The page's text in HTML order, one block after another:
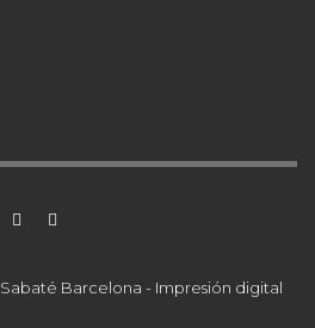
Sabaté Barcelona - Impresión digital